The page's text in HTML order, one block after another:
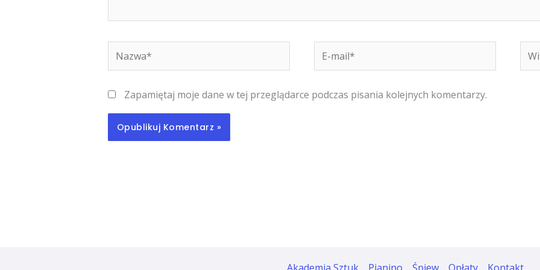
Nazwa*
mail*
Zapamiętaj moje dane w tej przeglądarce podczas pisania kolejnych komentarzy.